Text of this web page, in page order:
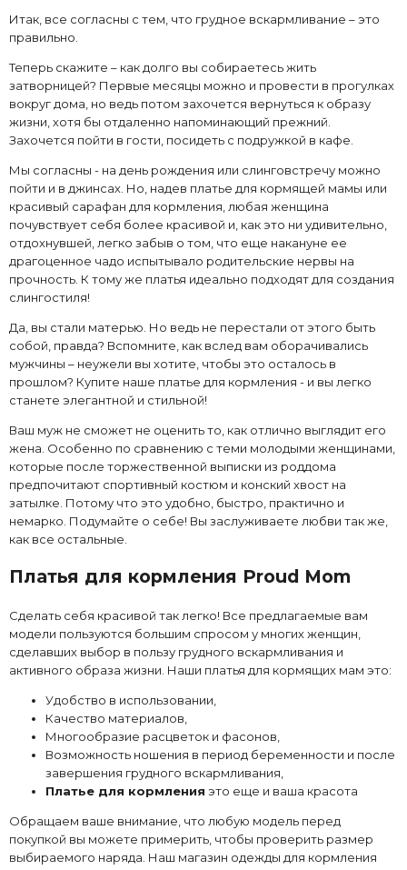
Итак, все согласны с тем, что грудное вскармливание – это
правильно.
Теперь скажите – как долго вы собираетесь жить
затворницей? Первые месяцы можно и провести в прогулках
вокруг дома, но ведь потом захочется вернуться к образу
жизни, хотя бы отдаленно напоминающий прежний.
Захочется пойти в гости, посидеть с подружкой в кафе.
Мы согласны - на день рождения или слинговстречу можно
пойти и в джинсах. Но, надев платье для кормящей мамы или
красивый сарафан для кормления, любая женщина
почувствует себя более красивой и, как это ни удивительно,
отдохнувшей, легко забыв о том, что еще накануне ее
драгоценное чадо испытывало родительские нервы на
прочность. К тому же платья идеально подходят для создания
слингостиля!
Да, вы стали матерью. Но ведь не перестали от этого быть
собой, правда? Вспомните, как вслед вам оборачивались
мужчины – неужели вы хотите, чтобы это осталось в
прошлом? Купите наше платье для кормления - и вы легко
станете элегантной и стильной!
Ваш муж не сможет не оценить то, как отлично выглядит его
жена. Особенно по сравнению с теми молодыми женщинами,
которые после торжественной выписки из роддома
предпочитают спортивный костюм и конский хвост на
затылке. Потому что это удобно, быстро, практично и
немарко. Подумайте о себе! Вы заслуживаете любви так же,
как все остальные.
Платья для кормления Proud Mom
Сделать себя красивой так легко! Все предлагаемые вам
модели пользуются большим спросом у многих женщин,
сделавших выбор в пользу грудного вскармливания и
активного образа жизни. Наши платья для кормящих мам это:
Удобство в использовании,
Качество материалов,
Многообразие расцветок и фасонов,
Возможность ношения в период беременности и после
завершения грудного вскармливания,
Платье для кормления это еще и ваша красота
Обращаем ваше внимание, что любую модель перед
покупкой вы можете примерить, чтобы проверить размер
выбираемого наряда. Наш магазин одежды для кормления